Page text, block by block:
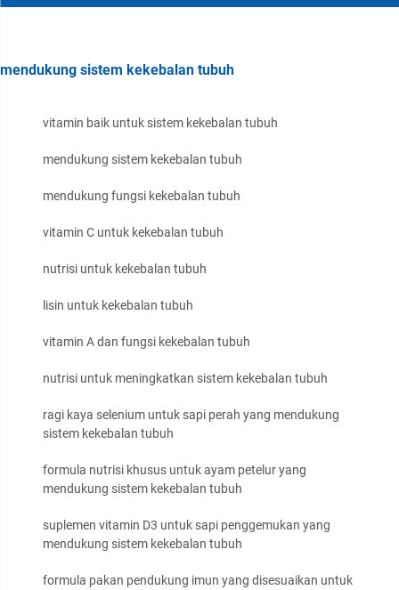
mendukung sistem kekebalan tubuh
vitamin baik untuk sistem kekebalan tubuh
mendukung sistem kekebalan tubuh
mendukung fungsi kekebalan tubuh
vitamin C untuk kekebalan tubuh
nutrisi untuk kekebalan tubuh
lisin untuk kekebalan tubuh
vitamin A dan fungsi kekebalan tubuh
nutrisi untuk meningkatkan sistem kekebalan tubuh
ragi kaya selenium untuk sapi perah yang mendukung
sistem kekebalan tubuh
formula nutrisi khusus untuk ayam petelur yang
mendukung sistem kekebalan tubuh
suplemen vitamin D3 untuk sapi penggemukan yang
mendukung sistem kekebalan tubuh
formula pakan pendukung imun yang disesuaikan untuk